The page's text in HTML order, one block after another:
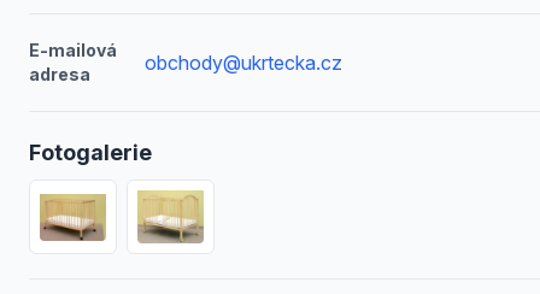
E-mailová
adresa
obchody@ukrtecka.cz
Fotogalerie